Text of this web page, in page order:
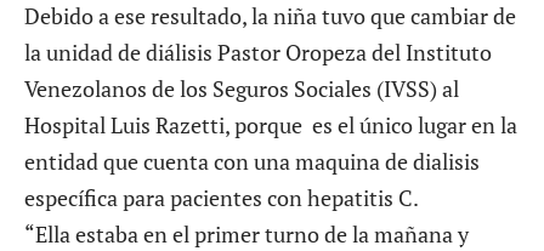
Debido a ese resultado, la niña tuvo que cambiar de
la unidad de diálisis Pastor Oropeza del Instituto
Venezolanos de los Seguros Sociales (IVSS) al
Hospital Luis Razetti, porque es el único lugar en la
entidad que cuenta con una maquina de dialisis
específica para pacientes con hepatitis C.
“Ella estaba en el primer turno de la mañana y